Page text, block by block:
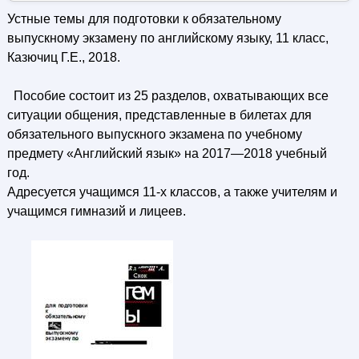
Устные темы для подготовки к обязательному
выпускному экзамену по английскому языку, 11 класс,
Казючиц Г.Е., 2018.
Пособие состоит из 25 разделов, охватывающих все
ситуации общения, представленные в билетах для
обязательного выпускного экзамена по учебному
предмету «Английский язык» на 2017—2018 учебный
год.
Адресуется учащимся 11-х классов, а также учителям и
учащимся гимназий и лицеев.